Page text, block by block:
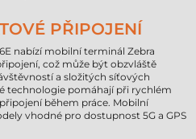
PŘIPOJENÍ
nabízí mobilní terminál Zebra
což může být obzvláště
a složitých síťových
technologie pomáhají při rychlém
během práce. Mobilní
vhodné pro dostupnost 5G a GPS